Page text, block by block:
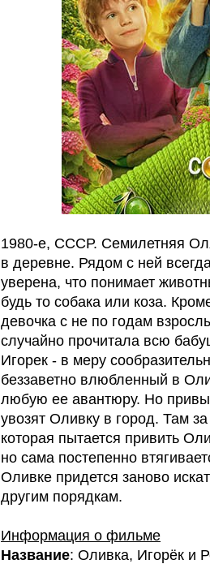
1980-е, СССР. Семилетняя
в деревне. Рядом с ней
уверена, что понимает
будь то собака или коза.
девочка с не по годам
случайно прочитала всю
Игорек - в меру
беззаветно влюбленный в
любую ее авантюру. Но
увозят Оливку в город. Там
которая пытается привить
но сама постепенно
Оливке придется заново
другим порядкам.
Информация о фильме
Название: Оливка, Игорёк и